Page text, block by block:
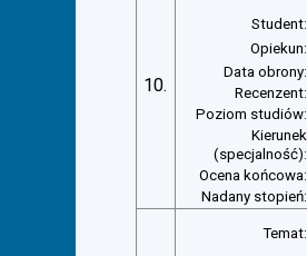
10.
Student:
Opiekun:
Data obrony:
Recenzent:
Poziom studiów:
Kierunek
(specjalność):
Ocena końcowa:
Nadany stopień:
Temat: